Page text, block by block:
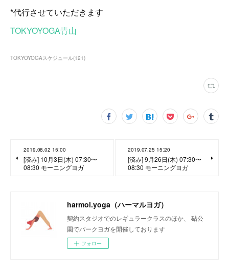
*代行させていただきます
TOKYOYOGA青山
TOKYOYOGAスケジュール(121)
2019.08.02 15:00
[済み] 10月3日(木) 07:30〜
08:30 モーニングヨガ
2019.07.25 15:20
[済み] 9月26日(木) 07:30〜
08:30 モーニングヨガ
harmol.yoga（ハーマルヨガ）
契約スタジオでのレギュラークラスのほか、 砧公
園でパークヨガを開催しております
フォロー